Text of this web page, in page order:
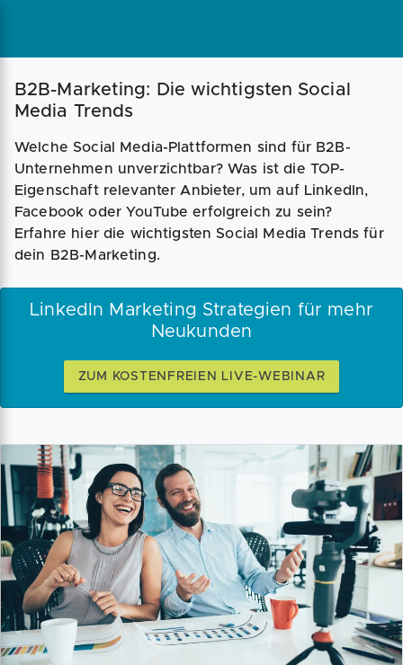
B2B-Marketing: Die wichtigsten Social
Media Trends
Welche Social Media-Plattformen sind für B2B-
Unternehmen unverzichtbar? Was ist die TOP-
Eigenschaft relevanter Anbieter, um auf LinkedIn,
Facebook oder YouTube erfolgreich zu sein?
Erfahre hier die wichtigsten Social Media Trends für
dein B2B-Marketing.
LinkedIn Marketing Strategien für mehr
Neukunden
ZUM KOSTENFREIEN LIVE-WEBINAR